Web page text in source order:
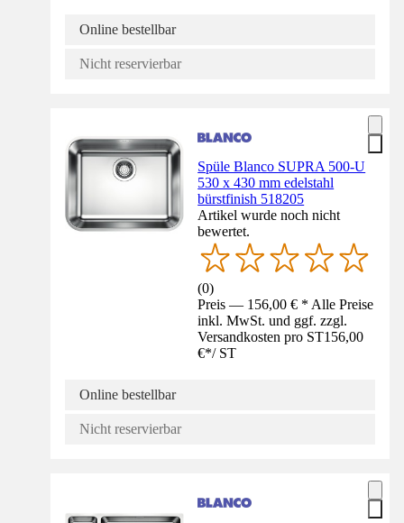
Online bestellbar
Nicht reservierbar
Spüle Blanco SUPRA 500-U
530 x 430 mm edelstahl
bürstfinish 518205
Artikel wurde noch nicht
bewertet.
(0)
Preis — 156,00 € * Alle Preise
inkl. MwSt. und ggf. zzgl.
Versandkosten pro ST156,00
€*/ ST
Online bestellbar
Nicht reservierbar